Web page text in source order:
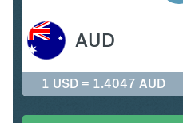
AUD
1 USD = 1.4047 AUD